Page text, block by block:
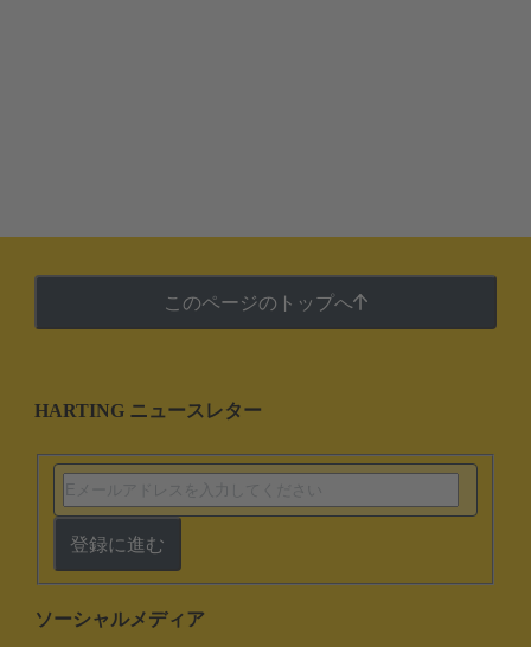
このページのトップへ
HARTING ニュースレター
登録に進む
ソーシャルメディア